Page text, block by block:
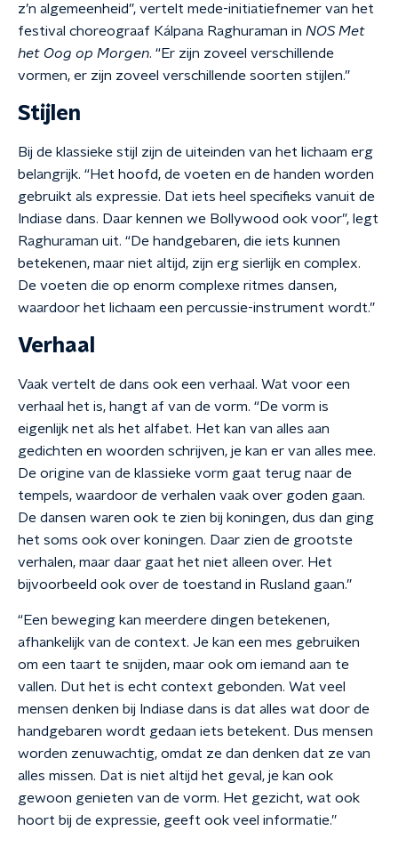
z’n algemeenheid”, vertelt mede-initiatiefnemer van het
festival choreograaf Kálpana Raghuraman in NOS Met
het Oog op Morgen. “Er zijn zoveel verschillende
vormen, er zijn zoveel verschillende soorten stijlen.”
Stijlen
Bij de klassieke stijl zijn de uiteinden van het lichaam erg
belangrijk. “Het hoofd, de voeten en de handen worden
gebruikt als expressie. Dat iets heel specifieks vanuit de
Indiase dans. Daar kennen we Bollywood ook voor”, legt
Raghuraman uit. “De handgebaren, die iets kunnen
betekenen, maar niet altijd, zijn erg sierlijk en complex.
De voeten die op enorm complexe ritmes dansen,
waardoor het lichaam een percussie-instrument wordt.”
Verhaal
Vaak vertelt de dans ook een verhaal. Wat voor een
verhaal het is, hangt af van de vorm. “De vorm is
eigenlijk net als het alfabet. Het kan van alles aan
gedichten en woorden schrijven, je kan er van alles mee.
De origine van de klassieke vorm gaat terug naar de
tempels, waardoor de verhalen vaak over goden gaan.
De dansen waren ook te zien bij koningen, dus dan ging
het soms ook over koningen. Daar zien de grootste
verhalen, maar daar gaat het niet alleen over. Het
bijvoorbeeld ook over de toestand in Rusland gaan.”
“Een beweging kan meerdere dingen betekenen,
afhankelijk van de context. Je kan een mes gebruiken
om een taart te snijden, maar ook om iemand aan te
vallen. Dut het is echt context gebonden. Wat veel
mensen denken bij Indiase dans is dat alles wat door de
handgebaren wordt gedaan iets betekent. Dus mensen
worden zenuwachtig, omdat ze dan denken dat ze van
alles missen. Dat is niet altijd het geval, je kan ook
gewoon genieten van de vorm. Het gezicht, wat ook
hoort bij de expressie, geeft ook veel informatie.”